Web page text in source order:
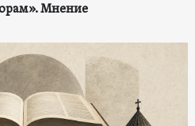
Мнение